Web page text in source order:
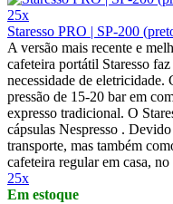
25x
Staresso PRO | SP-200
A versão mais recente e
cafeteira portátil Staresso
necessidade de eletricidade.
pressão de 15-20 bar em
expresso tradicional. O
cápsulas Nespresso .
transporte, mas também
cafeteira regular em casa,
25x
Em estoque